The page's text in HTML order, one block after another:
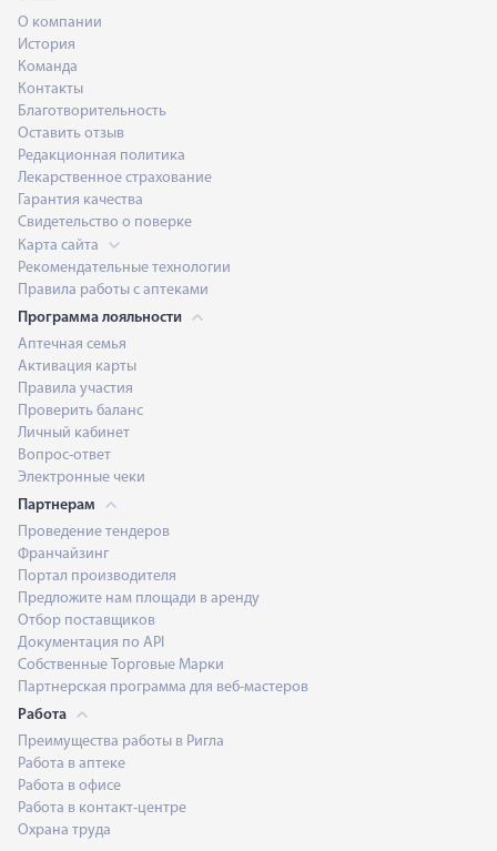
О компании
История
Команда
Контакты
Благотворительность
Оставить отзыв
Редакционная политика
Лекарственное страхование
Гарантия качества
Свидетельство о поверке
Карта сайта
Рекомендательные технологии
Правила работы с аптеками
Программа лояльности
Аптечная семья
Активация карты
Правила участия
Проверить баланс
Личный кабинет
Вопрос-ответ
Электронные чеки
Партнерам
Проведение тендеров
Франчайзинг
Портал производителя
Предложите нам площади в аренду
Отбор поставщиков
Документация по API
Собственные Торговые Марки
Партнерская программа для веб-мастеров
Работа
Преимущества работы в Ригла
Работа в аптеке
Работа в офисе
Работа в контакт-центре
Охрана труда